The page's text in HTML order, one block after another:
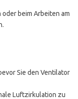
beim Arbeiten am
Sie den Ventilator
Luftzirkulation zu